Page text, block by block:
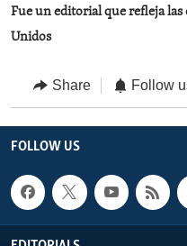
Fue un editorial que refleja
Unidos
Share Follow
FOLLOW US